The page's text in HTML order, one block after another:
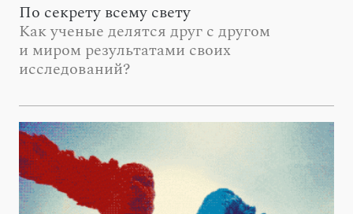
По секрету всему свету
Как ученые делятся друг с другом
и миром результатами своих
исследований?